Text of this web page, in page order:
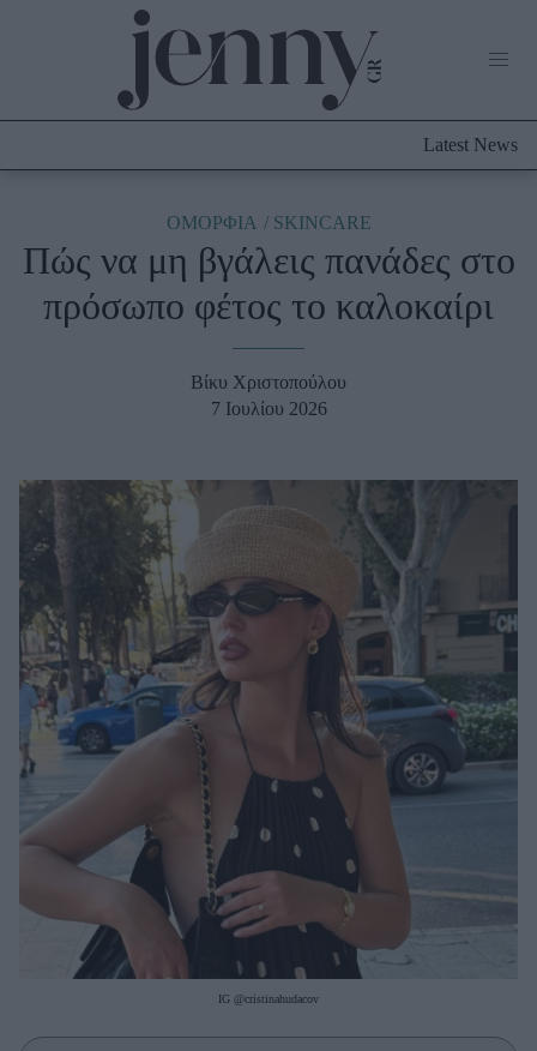
Culture
Fashion
Shopping
Skincare
Μακιγιάζ
Beauty News
Well being
Ψυχολογία
Υγεία + Διατροφή
Σχέσεις & Σεξ
Woman Power
Parenting
Working Girl
Real Women
Πρόσωπα
Latest News
ΟΜΟΡΦΙΑ SKINCARE
Πώς να μη βγάλεις πανάδες στο
πρόσωπο φέτος το καλοκαίρι
Βίκυ Χριστοπούλου
7 Ιουλίου 2026
IG @cristinahudacov